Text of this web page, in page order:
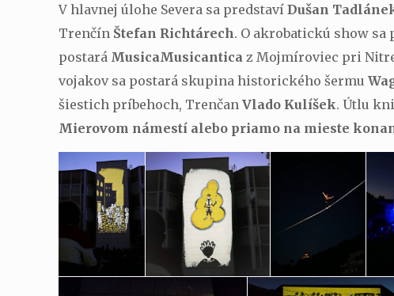
V hlavnej úlohe Severa sa predstavíDušan
Trenčín Štefan Richtárech. O akrobatickú show
postará MusicaMusicantica z Mojmíroviec pri
vojakov sa postará skupina historického šermu
šiestich príbehoch, TrenčanVlado Kulíšek. Útlu
Mierovom námestí alebo priamo na mieste